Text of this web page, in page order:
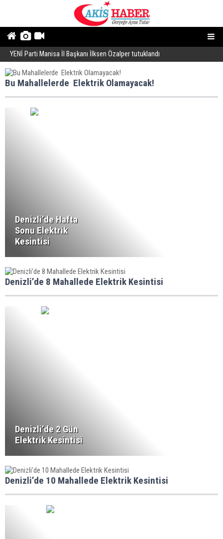
YENİ Parti Manisa İl Başkanı İlksen Özalper tutuklandı
Bu Mahallelerde Elektrik Olamayacak!
Denizli’de Hafta
Sonu Elektrik
Kesintisi
Denizli’de 8 Mahallede Elektrik Kesintisi
Denizli’de 2 Gün
Elektrik Kesintisi
Denizli’de 10 Mahallede Elektrik Kesintisi